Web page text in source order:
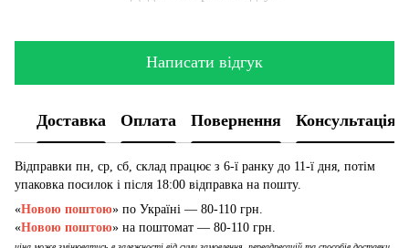
Написати відгук
Доставка Оплата Повернення Консультація
Відправки пн, ср, сб, склад працює з 6-ї ранку до 11-ї дня, потім
упаковка посилок і після 18:00 відправка на пошту.
«Новою поштою» по Україні — 80-110 грн.
«Новою поштою» на поштомат — 80-110 грн.